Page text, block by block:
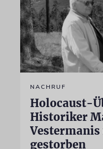
NACHRUF
Holocaust-
Historiker
Vestermanis
gestorben